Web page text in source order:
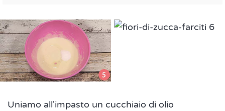
Uniamo all'impasto un cucchiaio di olio